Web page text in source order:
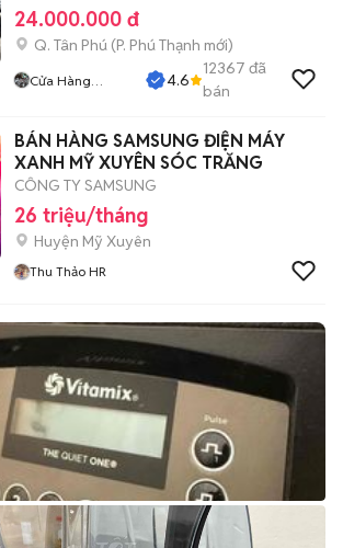
24.000.000 đ
Q. Tân Phú (P. Phú Thạnh mới)
Cửa Hàng
4.6
12367 đã
bán
BÁN HÀNG SAMSUNG ĐIỆN MÁY
XANH MỸ XUYÊN SÓC TRĂNG
CÔNG TY SAMSUNG
26 triệu/tháng
Huyện Mỹ Xuyên
Thu Thảo HR